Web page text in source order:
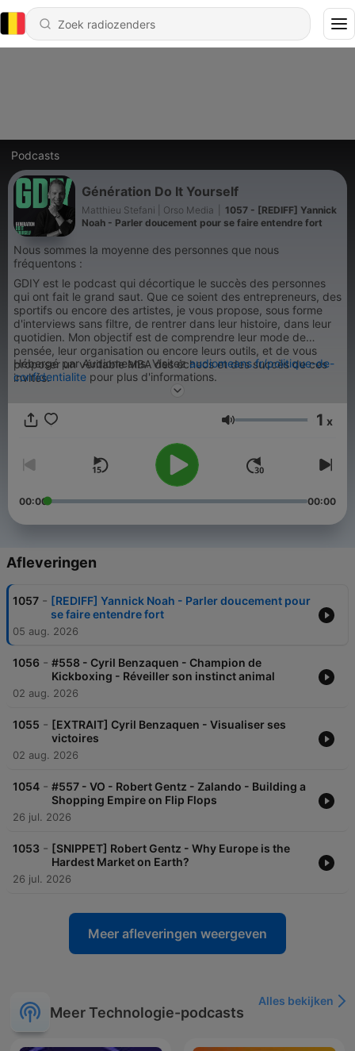
Podcasts
Génération Do It Yourself
Matthieu Stefani | Orso Media
1057 - [REDIFF] Yannick
Noah - Parler doucement pour se faire entendre fort
Nous sommes la moyenne des personnes que nous
fréquentons :
GDIY est le podcast qui décortique le succès des personnes
qui ont fait le grand saut. Que ce soient des entrepreneurs, des
sportifs ou encore des artistes, je vous propose, sous forme
d'interviews sans filtre, de rentrer dans leur histoire, dans leur
quotidien. Mon objectif est de comprendre leur mode de
pensée, leur organisation ou encore leurs outils, et de vous
proposer un véritable MBA des échecs et des succès de ces
invités.
Hébergé par Audiomeans. Visitezaudiomeans.fr/politique-de-
confidentialite pour plus d'informations.
Volume 1 x
00:00 00:00
Afleveringen
1057 - [REDIFF] Yannick Noah - Parler doucement pour
se faire entendre fort
05 aug. 2026
1056 - #558 - Cyril Benzaquen - Champion de
Kickboxing - Réveiller son instinct animal
02 aug. 2026
1055 - [EXTRAIT] Cyril Benzaquen - Visualiser ses
victoires
02 aug. 2026
1054 - #557 - VO - Robert Gentz - Zalando - Building a
Shopping Empire on Flip Flops
26 jul. 2026
1053 - [SNIPPET] Robert Gentz - Why Europe is the
Hardest Market on Earth?
26 jul. 2026
Meer afleveringen weergeven
Meer Technologie-podcasts
Alles bekijken